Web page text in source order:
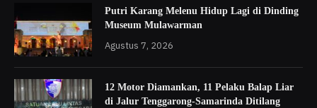
Putri Karang Melenu Hidup Lagi di Dinding
Museum Mulawarman
Agustus 7, 2026
12 Motor Diamankan, 11 Pelaku Balap Liar
di Jalur Tenggarong-Samarinda Ditilang